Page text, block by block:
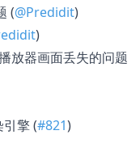
(@Predidit)
)
放器画面丢失的问题
擎 (#821)